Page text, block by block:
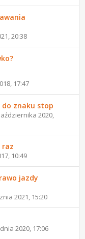
20:38
17:47
do znaku stop
2020,
raz
10:49
jazdy
2021, 15:20
2020, 17:06